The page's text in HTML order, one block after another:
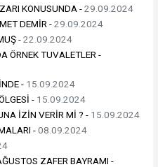
KONUSUNDA -29.09.2024
DEMİR -29.09.2024
-22.09.2024
ÖRNEK TUVALETLER -
- 15.09.2024
- 15.09.2024
İZİN VERİR Mİ ? - 15.09.2024
-08.09.2024
ZAFER BAYRAMI -